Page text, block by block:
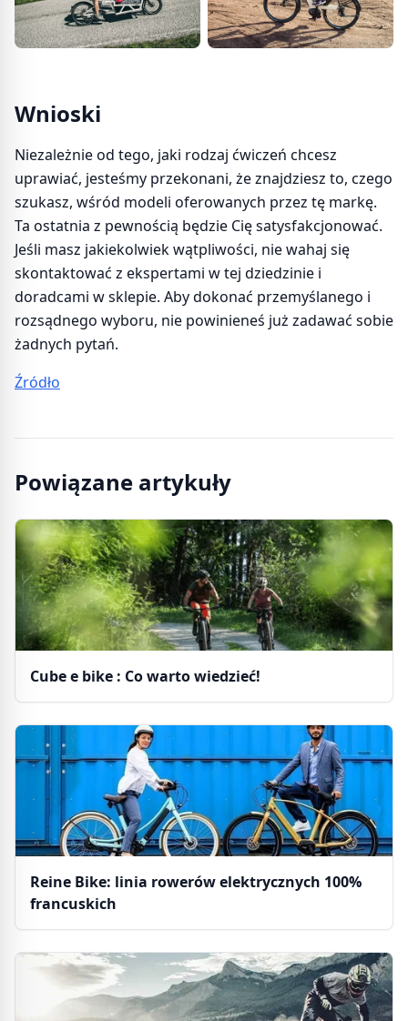
Wnioski
Niezależnie od tego, jaki rodzaj ćwiczeń chcesz
uprawiać, jesteśmy przekonani, że znajdziesz to, czego
szukasz, wśród modeli oferowanych przez tę markę.
Ta ostatnia z pewnością będzie Cię satysfakcjonować.
Jeśli masz jakiekolwiek wątpliwości, nie wahaj się
skontaktować z ekspertami w tej dziedzinie i
doradcami w sklepie. Aby dokonać przemyślanego i
rozsądnego wyboru, nie powinieneś już zadawać sobie
żadnych pytań.
Źródło
Powiązane artykuły
Cube e bike : Co warto wiedzieć!
Reine Bike: linia rowerów elektrycznych 100%
francuskich